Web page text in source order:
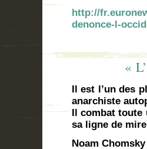
http://
denonce-l-
«
Il est l’un des
anarchiste
Il combat toute
sa ligne de
Noam